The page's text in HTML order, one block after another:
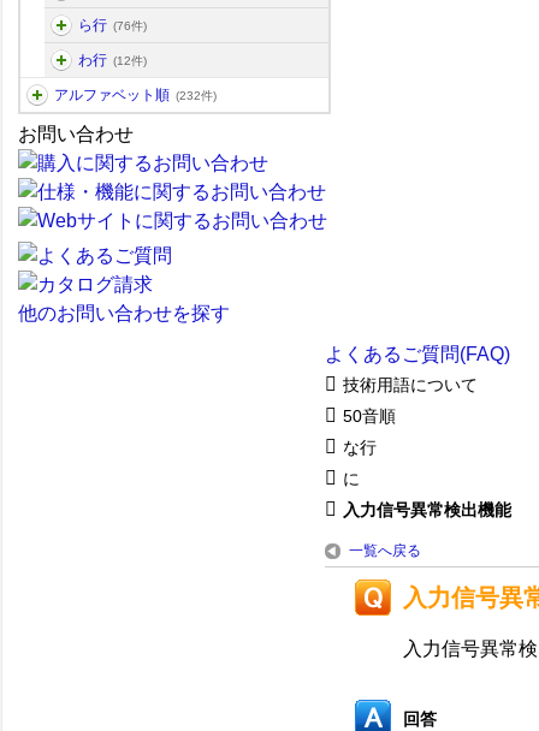
ら行 (76件)
わ行 (12件)
アルファベット順 (232件)
お問い合わせ
他のお問い合わせを探す
よくあるご質問(FAQ)
技術用語について
50音順
な行
に
入力信号異常検出機能
一覧へ戻る
入力信号異
入力信号異常
回答